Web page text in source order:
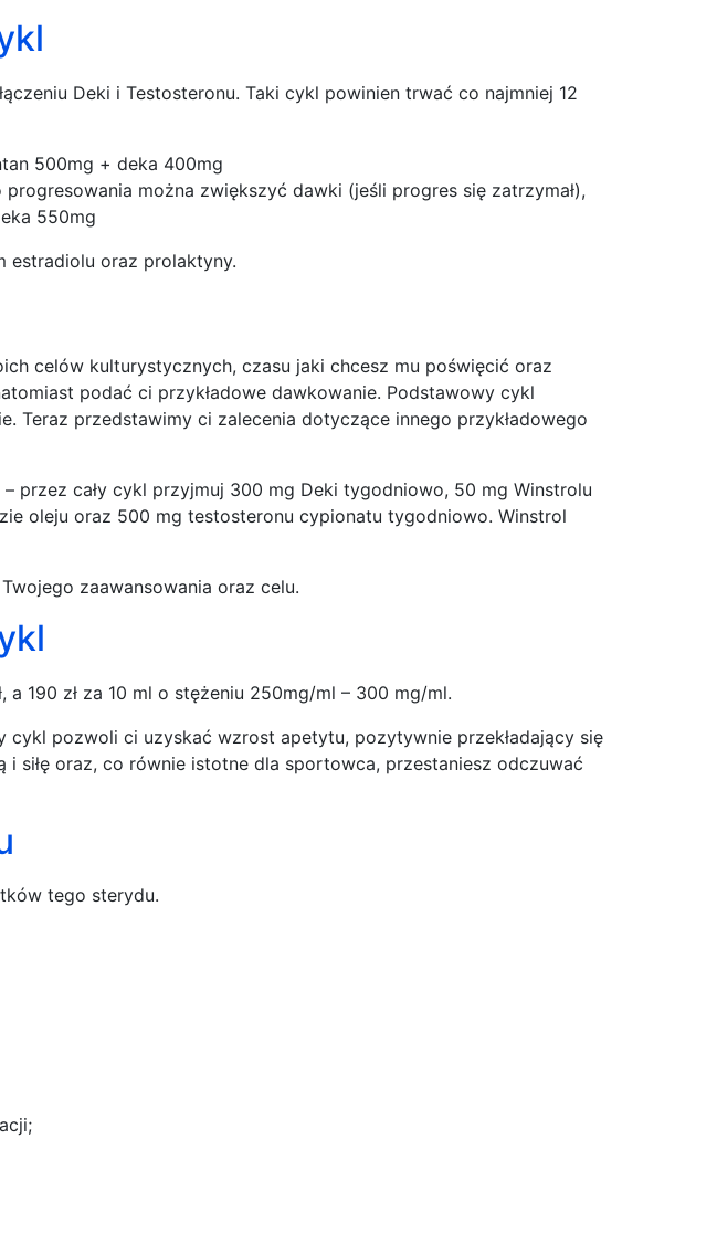
Deki i Testosteronu. Taki cykl powinien trwać co najmniej 12
500mg + deka 400mg
można zwiększyć dawki (jeśli progres się zatrzymał),
550mg
estradiolu oraz prolaktyny.
celów kulturystycznych, czasu jaki chcesz mu poświęcić oraz
podać ci przykładowe dawkowanie. Podstawowy cykl
Teraz przedstawimy ci zalecenia dotyczące innego przykładowego
przez cały cykl przyjmuj 300 mg Deki tygodniowo, 50 mg Winstrolu
oleju oraz 500 mg testosteronu cypionatu tygodniowo. Winstrol
zaawansowania oraz celu.
a 190 zł za 10 ml o stężeniu 250mg/ml – 300 mg/ml.
cykl pozwoli ci uzyskać wzrost apetytu, pozytywnie przekładający się
i siłę oraz, co równie istotne dla sportowca, przestaniesz odczuwać
tego sterydu.